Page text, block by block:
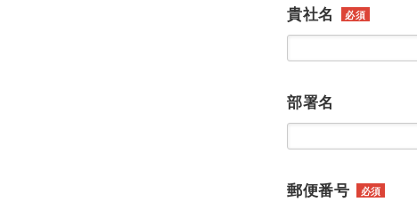
貴社名 必須
部署名
郵便番号 必須